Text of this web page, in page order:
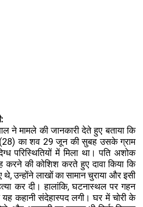
ने मामले की जानकारी देते हुए बताया कि
(28) का शव 29 जून की सुबह उसके ग्राम
परिस्थितियों में मिला था। पति अशोक
करने की कोशिश करते हुए दावा किया कि
उन्होंने लाखों का सामान चुराया और इसी
कर दी। हालांकि, घटनास्थल पर गहन
कहानी संदेहास्पद लगी। घर में चोरी के